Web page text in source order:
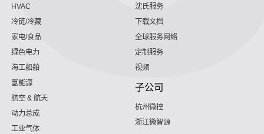
HVAC
冷链/冷藏
家电/食品
绿色电力
海工船舶
氢能源
航空 & 航天
动力总成
工业气体
沈氏服务
下载文档
全球服务网络
定制服务
视频
子公司
杭州微控
浙江微智源